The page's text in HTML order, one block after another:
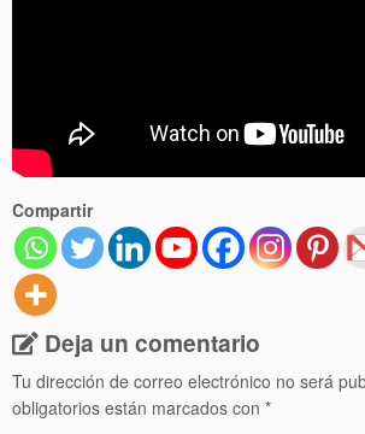
Compartir
Deja un comentario
Tu dirección de correo electrónico no será
obligatorios están marcados con *